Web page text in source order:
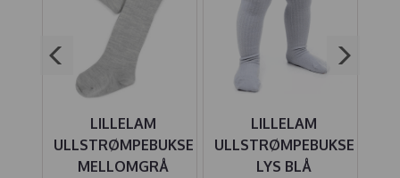
LILLELAM
ULLSTRØMPEBUKSE
MELLOMGRÅ
LILLELAM
ULLSTRØMPEBUKSE
LYS BLÅ